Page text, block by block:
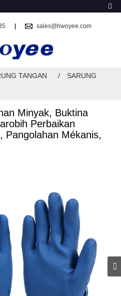
sales@hwoyee.com
TANGAN
SARUNG
Minyak, Buktina
Perbaikan
Pangolahan Mékanis,